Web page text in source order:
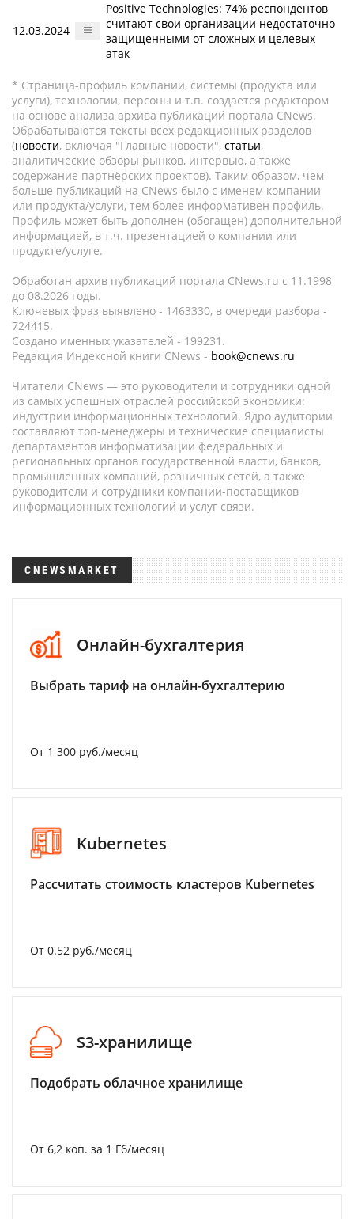
12.03.2024
Positive Technologies: 74% респондентов
считают свои организации недостаточно
защищенными от сложных и целевых
атак
* Страница-профиль компании, системы (продукта или
услуги), технологии, персоны и т.п. создается редактором
на основе анализа архива публикаций портала CNews.
Обрабатываются тексты всех редакционных разделов
(новости, включая "Главные новости", статьи,
аналитические обзоры рынков, интервью, а также
содержание партнёрских проектов). Таким образом, чем
больше публикаций на CNews было с именем компании
или продукта/услуги, тем более информативен профиль.
Профиль может быть дополнен (обогащен) дополнительной
информацией, в т.ч. презентацией о компании или
продукте/услуге.
Обработан архив публикаций портала CNews.ru c 11.1998
до 08.2026 годы.
Ключевых фраз выявлено - 1463330, в очереди разбора -
724415.
Создано именных указателей - 199231.
Редакция Индексной книги CNews - book@cnews.ru
Читатели CNews — это руководители и сотрудники одной
из самых успешных отраслей российской экономики:
индустрии информационных технологий. Ядро аудитории
составляют топ-менеджеры и технические специалисты
департаментов информатизации федеральных и
региональных органов государственной власти, банков,
промышленных компаний, розничных сетей, а также
руководители и сотрудники компаний-поставщиков
информационных технологий и услуг связи.
CNEWSMARKET
Онлайн-бухгалтерия
Выбрать тариф на онлайн-бухгалтерию
От 1 300 руб./месяц
Kubernetes
Рассчитать стоимость кластеров Kubernetes
От 0.52 руб./месяц
S3-хранилище
Подобрать облачное хранилище
От 6,2 коп. за 1 Гб/месяц